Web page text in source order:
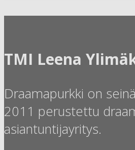
TMI Leena
Draamapurkki on
2011 perustettu
asiantuntijayritys.